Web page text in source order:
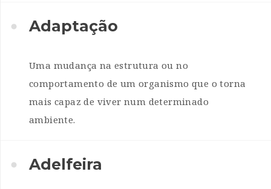
Adaptação
Uma mudança na estrutura ou no
comportamento de um organismo que o torna
mais capaz de viver num determinado
ambiente.
Adelfeira